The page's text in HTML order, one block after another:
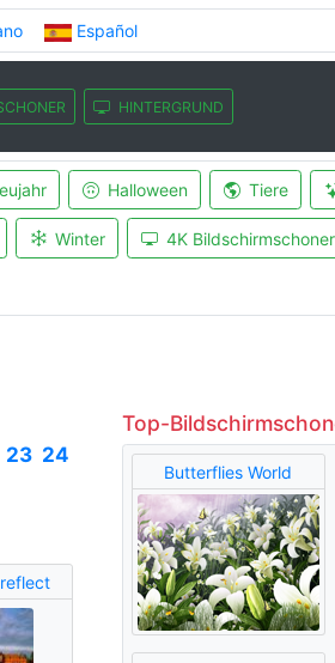
Español
HINTERGRUND
Halloween Tiere
Winter 4K Bildschirmschoner
23 24
Top-
Butterflies World